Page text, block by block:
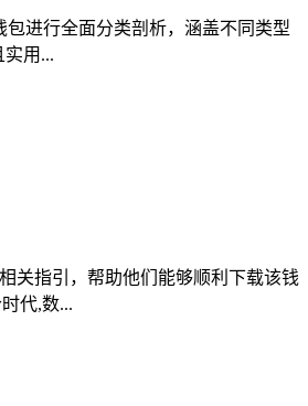
包进行全面分类剖析，涵盖不同类型
用...
关指引，帮助他们能够顺利下载该钱
代,数...